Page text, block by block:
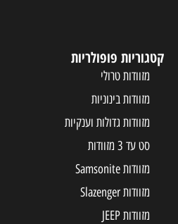
קטגוריות פופולריות
מזוודות טרולי
מזוודות בינוניות
מזוודות גדולות וענקיות
סט עד 3 מזוודות
מזוודות Samsonite
מזוודות Slazenger
מזוודות JEEP